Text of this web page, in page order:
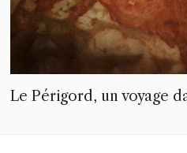
Le Périgord, un voyage